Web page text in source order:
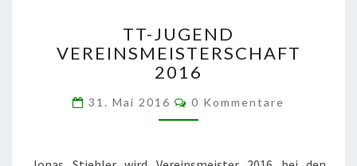
JUGEND
VEREINSMEISTERSCHAFT
2016
TT-JUGEND
VEREINSMEISTERSCHAFT
2016
31. Mai 2016 Kommentare
0 Kommentare